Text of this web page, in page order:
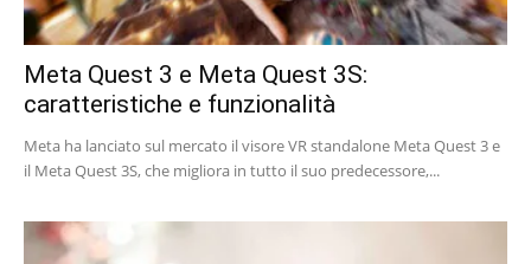
Meta Quest 3 e Meta Quest 3S:
caratteristiche e funzionalità
Meta ha lanciato sul mercato il visore VR standalone Meta Quest 3 e
il Meta Quest 3S, che migliora in tutto il suo predecessore,...